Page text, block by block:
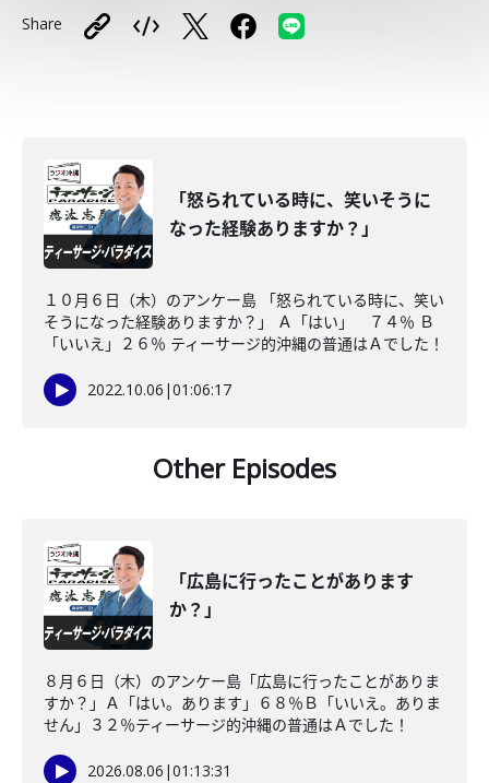
Share
「怒られている時に、笑いそうに
なった経験ありますか？」
１０月６日（木）のアンケー島 「怒られている時に、笑い
そうになった経験ありますか？」 Ａ「はい」 ７４％ Ｂ
「いいえ」２６％ ティーサージ的沖縄の普通はＡでした！
2022.10.06 |01:06:17
Other Episodes
「広島に行ったことがあります
か？」
８月６日（木）のアンケー島「広島に行ったことがありま
すか？」Ａ「はい。あります」６８％Ｂ「いいえ。ありま
せん」３２％ティーサージ的沖縄の普通はＡでした！
2026.08.06 |01:13:31